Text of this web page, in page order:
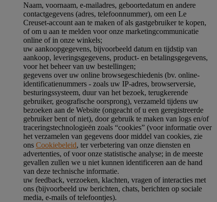
Naam, voornaam, e-mailadres, geboortedatum en andere
contactgegevens (adres, telefoonnummer), om een Le
Creuset-account aan te maken of als gastgebruiker te kopen,
of om u aan te melden voor onze marketingcommunicatie
online of in onze winkels;
uw aankoopgegevens, bijvoorbeeld datum en tijdstip van
aankoop, leveringsgegevens, product- en betalingsgegevens,
voor het beheer van uw bestellingen;
gegevens over uw online browsegeschiedenis (bv. online-
identificatienummers - zoals uw IP-adres, browserversie,
besturingssysteem, duur van het bezoek, terugkerende
gebruiker, geografische oorsprong), verzameld tijdens uw
bezoeken aan de Website (ongeacht of u een geregistreerde
gebruiker bent of niet), door gebruik te maken van logs en/of
traceringstechnologieën zoals “cookies” (voor informatie over
het verzamelen van gegevens door middel van cookies, zie
ons Cookiebeleid, ter verbetering van onze diensten en
advertenties, of voor onze statistische analyse; in de meeste
gevallen zullen we u niet kunnen identificeren aan de hand
van deze technische informatie.
uw feedback, verzoeken, klachten, vragen of interacties met
ons (bijvoorbeeld uw berichten, chats, berichten op sociale
media, e-mails of telefoontjes).